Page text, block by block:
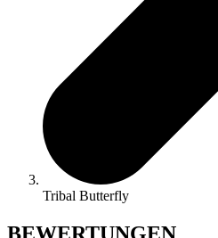
Tribal Butterfly
BEWERTUNGEN